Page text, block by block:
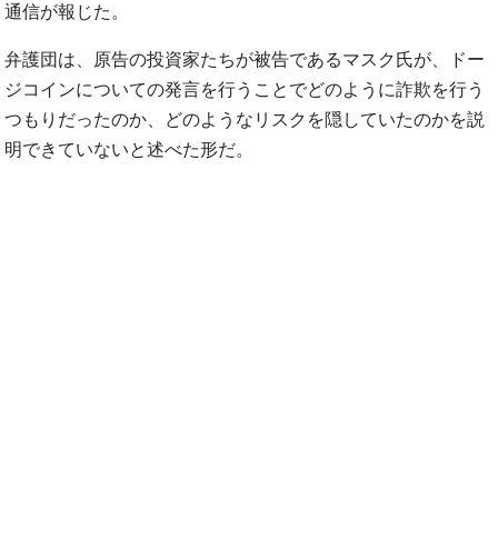
通信が報じた。
弁護団は、原告の投資家たちが被告であるマスク氏が、ドー
ジコインについての発言を行うことでどのように詐欺を行う
つもりだったのか、どのようなリスクを隠していたのかを説
明できていないと述べた形だ。